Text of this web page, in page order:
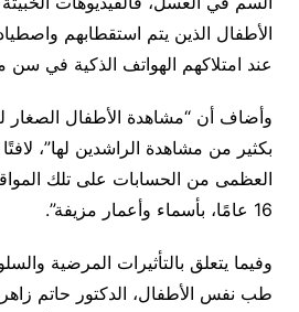
الأطفال الذين يتم استقطابهم
عند امتلاكهم الهواتف الذكية في سن
وأضاف أن “مشاهدة الأطفال الصغار
بكثير من مشاهدة الراشدين لها”، لافتًا
العظمى من الحسابات على تلك
16 عامًا، بأسماء وأعمار مزيفة”.
وفيما يتعلق بالتأثيرات المرضية
طب نفس الأطفال، الدكتور حاتم